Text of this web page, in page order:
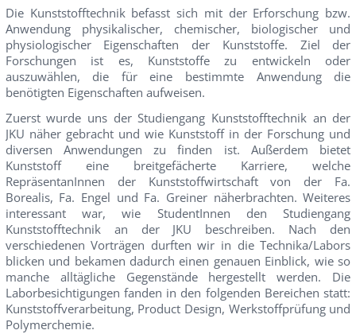
Die Kunststofftechnik befasst sich mit der Erforschung bzw.
Anwendung physikalischer, chemischer, biologischer und
physiologischer Eigenschaften der Kunststoffe. Ziel der
Forschungen ist es, Kunststoffe zu entwickeln oder
auszuwählen, die für eine bestimmte Anwendung die
benötigten Eigenschaften aufweisen.
Zuerst wurde uns der Studiengang Kunststofftechnik an der
JKU näher gebracht und wie Kunststoff in der Forschung und
diversen Anwendungen zu finden ist. Außerdem bietet
Kunststoff eine breitgefächerte Karriere, welche
RepräsentanInnen der Kunststoffwirtschaft von der Fa.
Borealis, Fa. Engel und Fa. Greiner näherbrachten. Weiteres
interessant war, wie StudentInnen den Studiengang
Kunststofftechnik an der JKU beschreiben. Nach den
verschiedenen Vorträgen durften wir in die Technika/Labors
blicken und bekamen dadurch einen genauen Einblick, wie so
manche alltägliche Gegenstände hergestellt werden. Die
Laborbesichtigungen fanden in den folgenden Bereichen statt:
Kunststoffverarbeitung, Product Design, Werkstoffprüfung und
Polymerchemie.